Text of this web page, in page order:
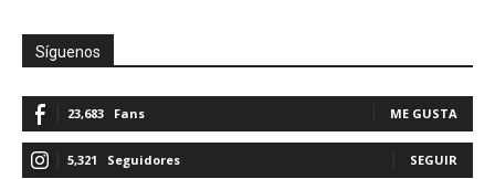
Síguenos
23,683 Fans ME GUSTA
5,321 Seguidores SEGUIR